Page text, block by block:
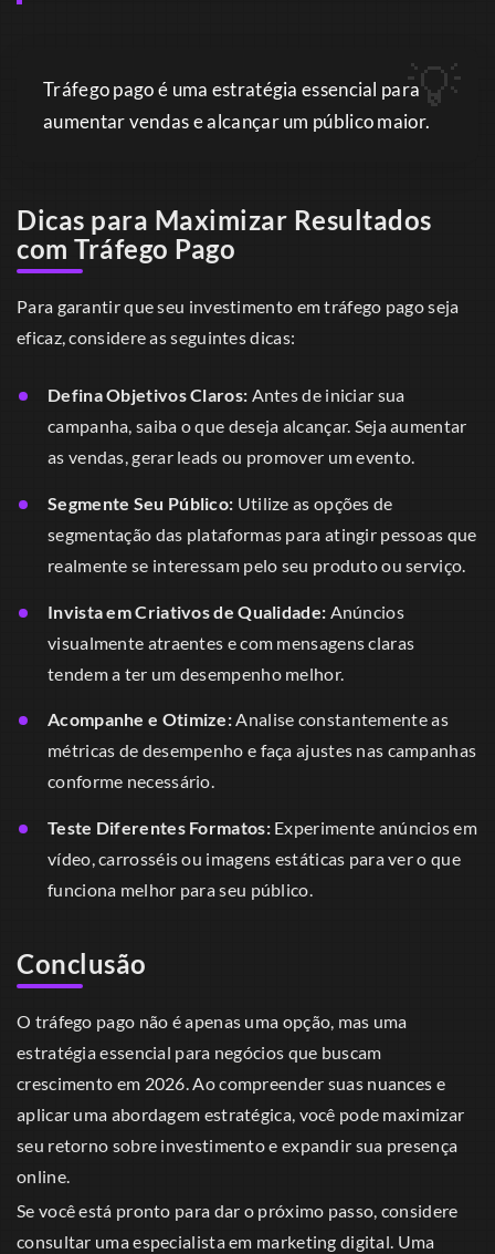
Tráfego pago é uma estratégia essencial para
aumentar vendas e alcançar um público maior.
Dicas para Maximizar Resultados
com Tráfego Pago
Para garantir que seu investimento em tráfego pago seja
eficaz, considere as seguintes dicas:
Defina Objetivos Claros: Antes de iniciar sua
campanha, saiba o que deseja alcançar. Seja aumentar
as vendas, gerar leads ou promover um evento.
Segmente Seu Público: Utilize as opções de
segmentação das plataformas para atingir pessoas que
realmente se interessam pelo seu produto ou serviço.
Invista em Criativos de Qualidade: Anúncios
visualmente atraentes e com mensagens claras
tendem a ter um desempenho melhor.
Acompanhe e Otimize:Analise constantemente as
métricas de desempenho e faça ajustes nas campanhas
conforme necessário.
Teste Diferentes Formatos:Experimente anúncios em
vídeo, carrosséis ou imagens estáticas para ver o que
funciona melhor para seu público.
Conclusão
O tráfego pago não é apenas uma opção, mas uma
estratégia essencial para negócios que buscam
crescimento em 2026. Ao compreender suas nuances e
aplicar uma abordagem estratégica, você pode maximizar
seu retorno sobre investimento e expandir sua presença
online.
Se você está pronto para dar o próximo passo, considere
consultar uma especialista em marketing digital. Uma